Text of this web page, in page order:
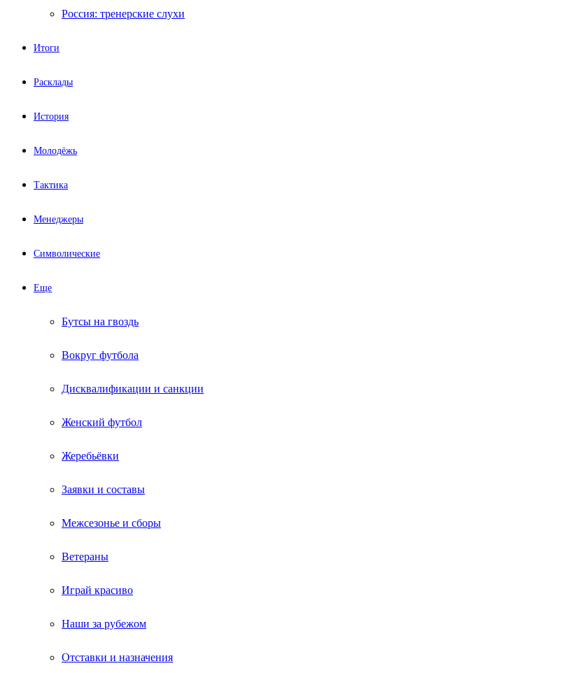
Россия: тренерские слухи
Итоги
Расклады
История
Молодёжь
Тактика
Менеджеры
Символические
Еще
Бутсы на гвоздь
Вокруг футбола
Дисквалификации и санкции
Женский футбол
Жеребьёвки
Заявки и составы
Межсезонье и сборы
Ветераны
Играй красиво
Наши за рубежом
Отставки и назначения